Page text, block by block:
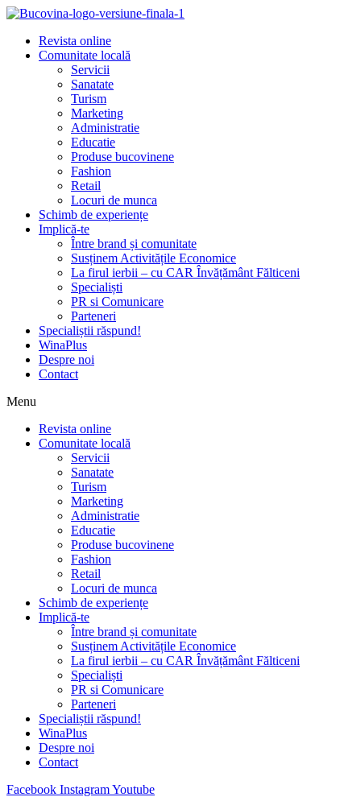
Revista online
Comunitate locală
Servicii
Sanatate
Turism
Marketing
Administratie
Educatie
Produse bucovinene
Fashion
Retail
Locuri de munca
Schimb de experiențe
Implică-te
Între brand și comunitate
Susținem Activitățile Economice
La firul ierbii – cu CAR Învățământ Fălticeni
Specialiști
PR si Comunicare
Parteneri
Specialiștii răspund!
WinaPlus
Despre noi
Contact
Menu
Revista online
Comunitate locală
Servicii
Sanatate
Turism
Marketing
Administratie
Educatie
Produse bucovinene
Fashion
Retail
Locuri de munca
Schimb de experiențe
Implică-te
Între brand și comunitate
Susținem Activitățile Economice
La firul ierbii – cu CAR Învățământ Fălticeni
Specialiști
PR si Comunicare
Parteneri
Specialiștii răspund!
WinaPlus
Despre noi
Contact
Facebook InstagramYoutube